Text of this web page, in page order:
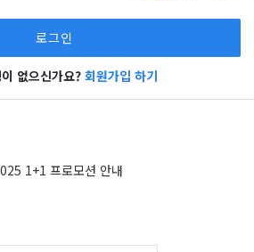
없으신가요? 회원가입 하기
1+1 프로모션 안내